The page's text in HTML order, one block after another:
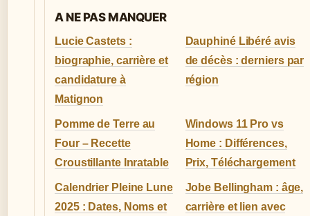
A NE PAS MANQUER
Lucie Castets :
biographie, carrière et
candidature à
Matignon
Dauphiné Libéré avis
de décès : derniers par
région
Pomme de Terre au
Four – Recette
Croustillante Inratable
Windows 11 Pro vs
Home : Différences,
Prix, Téléchargement
Calendrier Pleine Lune
2025 : Dates, Noms et
Jobe Bellingham : âge,
carrière et lien avec